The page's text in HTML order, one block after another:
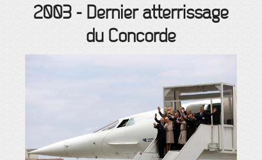
2003 - Dernier atterrissage
du Concorde